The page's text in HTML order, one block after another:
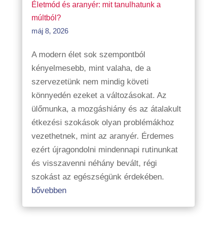
Életmód és aranyér: mit tanulhatunk a
múltból?
máj 8, 2026
A modern élet sok szempontból
kényelmesebb, mint valaha, de a
szervezetünk nem mindig követi
könnyedén ezeket a változásokat. Az
ülőmunka, a mozgáshiány és az átalakult
étkezési szokások olyan problémákhoz
vezethetnek, mint az aranyér. Érdemes
ezért újragondolni mindennapi rutinunkat
és visszavenni néhány bevált, régi
szokást az egészségünk érdekében.
bővebben